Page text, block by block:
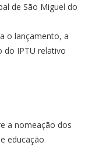
de São Miguel do
o lançamento, a
do IPTU relativo
a nomeação dos
educação